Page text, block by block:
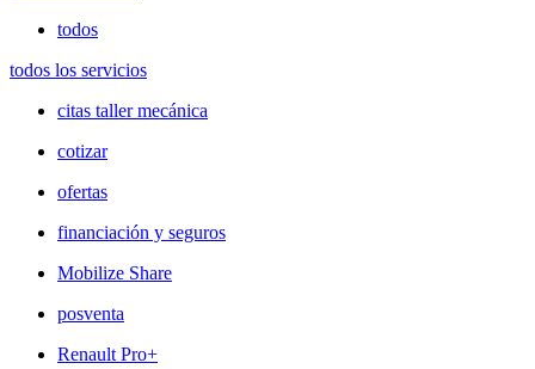
todos
todos los servicios
citas taller mecánica
cotizar
ofertas
financiación y seguros
Mobilize Share
posventa
Renault Pro+